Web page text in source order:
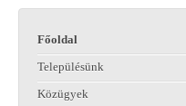
Főoldal
Településünk
Közügyek